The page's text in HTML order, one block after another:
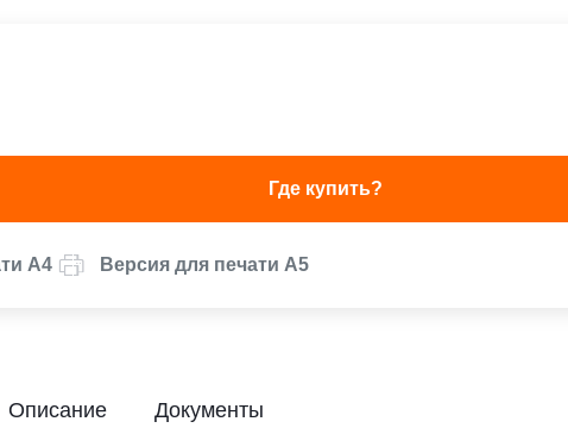
Где купить?
А4 Версия для печати А5
Описание Документы